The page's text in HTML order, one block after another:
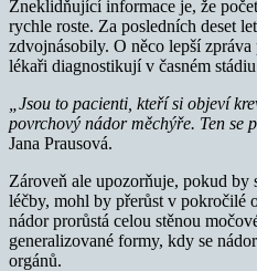
Zneklidňující informace je, že
rychle roste. Za posledních deset
zdvojnásobily. O něco lepší
lékaři diagnostikují v časném
„Jsou to pacienti, kteří si objeví
povrchový nádor měchýře. Ten se
Jana Prausová.
Zároveň ale upozorňuje, pokud by
léčby, mohl by přerůst v pokročilé
nádor prorůstá celou stěnou
generalizované formy, kdy se
orgánů.